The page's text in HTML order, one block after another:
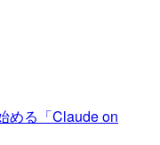
める「Claude on